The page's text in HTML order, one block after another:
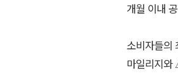
개월 이내
소비자들의
마일리지와